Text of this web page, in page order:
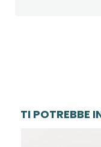
TI POTREBBE